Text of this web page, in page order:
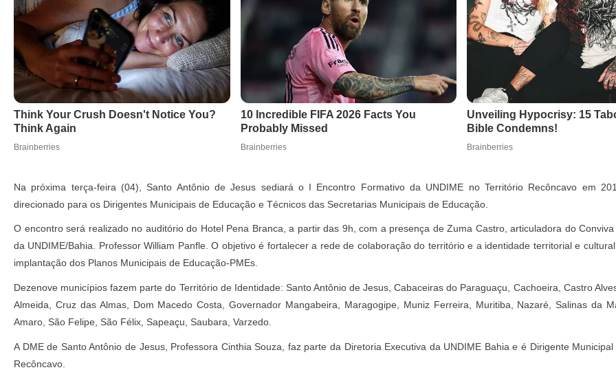
Na próxima terça-feira (04), Santo Antônio de Jesus sediará o I Encontro Formativo da UNDIME no Território Recôncavo em
direcionado para os Dirigentes Municipais de Educação e Técnicos das Secretarias Municipais de Educação.
O encontro será realizado no auditório do Hotel Pena Branca, a partir das 9h, com a presença de Zuma Castro, articuladora do
da UNDIME/Bahia. Professor William Panfle. O objetivo é fortalecer a rede de colaboração do território e a identidade territorial e
implantação dos Planos Municipais de Educação-PMEs.
Dezenove municípios fazem parte do Território de Identidade: Santo Antônio de Jesus, Cabaceiras do Paraguaçu, Cachoeira, Castro
Almeida, Cruz das Almas, Dom Macedo Costa, Governador Mangabeira, Maragogipe, Muniz Ferreira, Muritiba, Nazaré, Salinas da
Amaro, São Felipe, São Félix, Sapeaçu, Saubara, Varzedo.
A DME de Santo Antônio de Jesus, Professora Cinthia Souza, faz parte da Diretoria Executiva da UNDIME Bahia e é Dirigente
Recôncavo.